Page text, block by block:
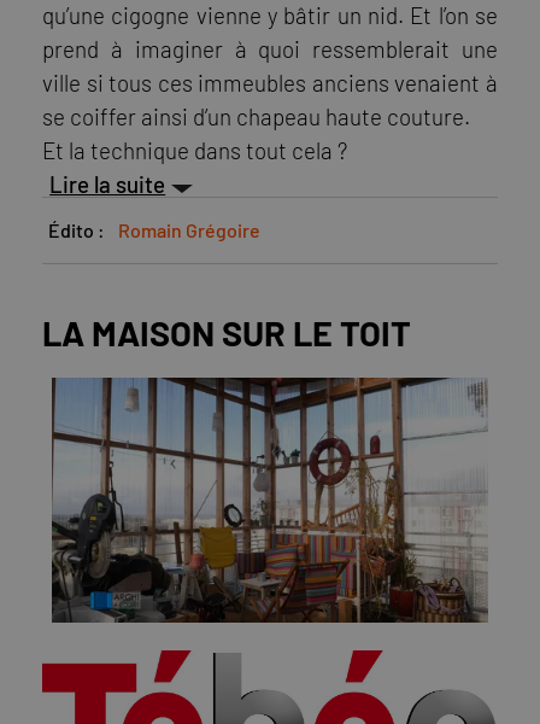
qu’une cigogne vienne y bâtir un nid. Et l’on se
prend à imaginer à quoi ressemblerait une
ville si tous ces immeubles anciens venaient à
se coiffer ainsi d’un chapeau haute couture.
Et la technique dans tout cela ?
Lire la suite
Édito : Romain Grégoire
LA MAISON SUR LE TOIT